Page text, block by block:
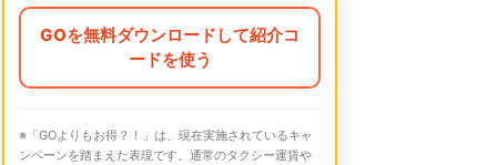
GOを無料ダウンロードして紹介コ
ードを使う
※「GOよりもお得？！」は、現在実施されているキャ
ンペーンを踏まえた表現です。通常のタクシー運賃や